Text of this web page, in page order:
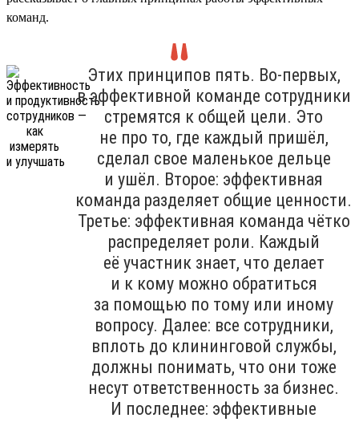
команд.
Этих принципов пять. Во-первых,
в эффективной команде сотрудники
стремятся к общей цели. Это
не про то, где каждый пришёл,
сделал свое маленькое дельце
и ушёл. Второе: эффективная
команда разделяет общие ценности.
Третье: эффективная команда чётко
распределяет роли. Каждый
её участник знает, что делает
и к кому можно обратиться
за помощью по тому или иному
вопросу. Далее: все сотрудники,
вплоть до клининговой службы,
должны понимать, что они тоже
несут ответственность за бизнес.
И последнее: эффективные